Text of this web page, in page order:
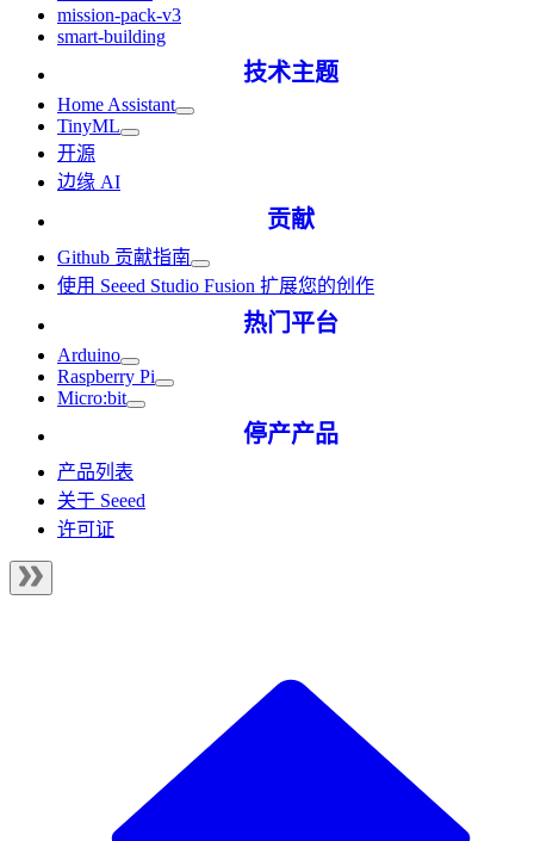
mission-pack-v3
smart-building
技术主题
Home Assistant
TinyML
开源
边缘 AI
贡献
Github 贡献指南
使用 Seeed Studio Fusion 扩展您的创作
热门平台
Arduino
Raspberry Pi
Micro:bit
停产产品
产品列表
关于 Seeed
许可证